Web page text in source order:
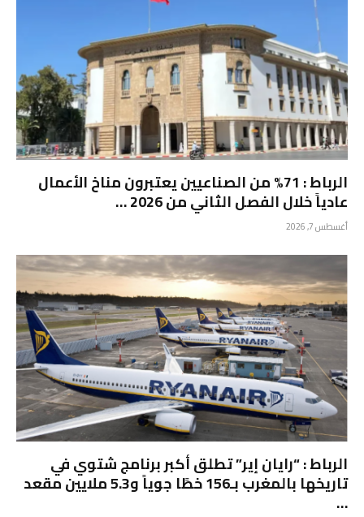
الرباط : 71% من الصناعيين يعتبرون مناخ الأعمال
عادياً خلال الفصل الثاني من 2026 …
أغسطس 7, 2026
الرباط : “رايان إير” تطلق أكبر برنامج شتوي في
تاريخها بالمغرب بـ156 خطًا جوياً و5.3 ملايين مقعد
…